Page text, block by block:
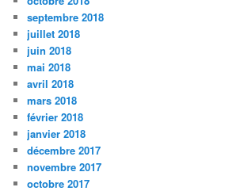
septembre 2018
juillet 2018
juin 2018
mai 2018
avril 2018
mars 2018
février 2018
janvier 2018
décembre 2017
novembre 2017
octobre 2017